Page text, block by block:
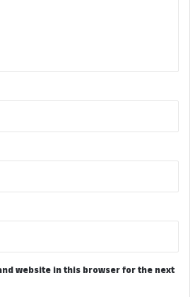
website in this browser for the next